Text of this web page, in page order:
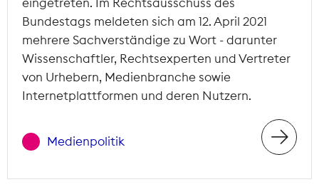
Bundestags meldeten sich am 12. April 2021
mehrere Sachverständige zu Wort - darunter
Wissenschaftler, Rechtsexperten und Vertreter
von Urhebern, Medienbranche sowie
Internetplattformen und deren Nutzern.
Medienpolitik